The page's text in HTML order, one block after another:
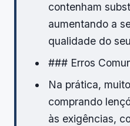
contenham
aumentando a
qualidade do
### Erros
Na prática,
comprando
às exigências,